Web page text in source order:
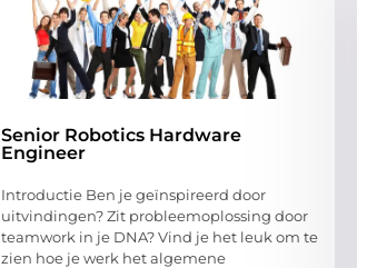
Senior Robotics Hardware
Engineer
Introductie Ben je geïnspireerd door
uitvindingen? Zit probleemoplossing door
teamwork in je DNA? Vind je het leuk om te
zien hoe je werk het algemene